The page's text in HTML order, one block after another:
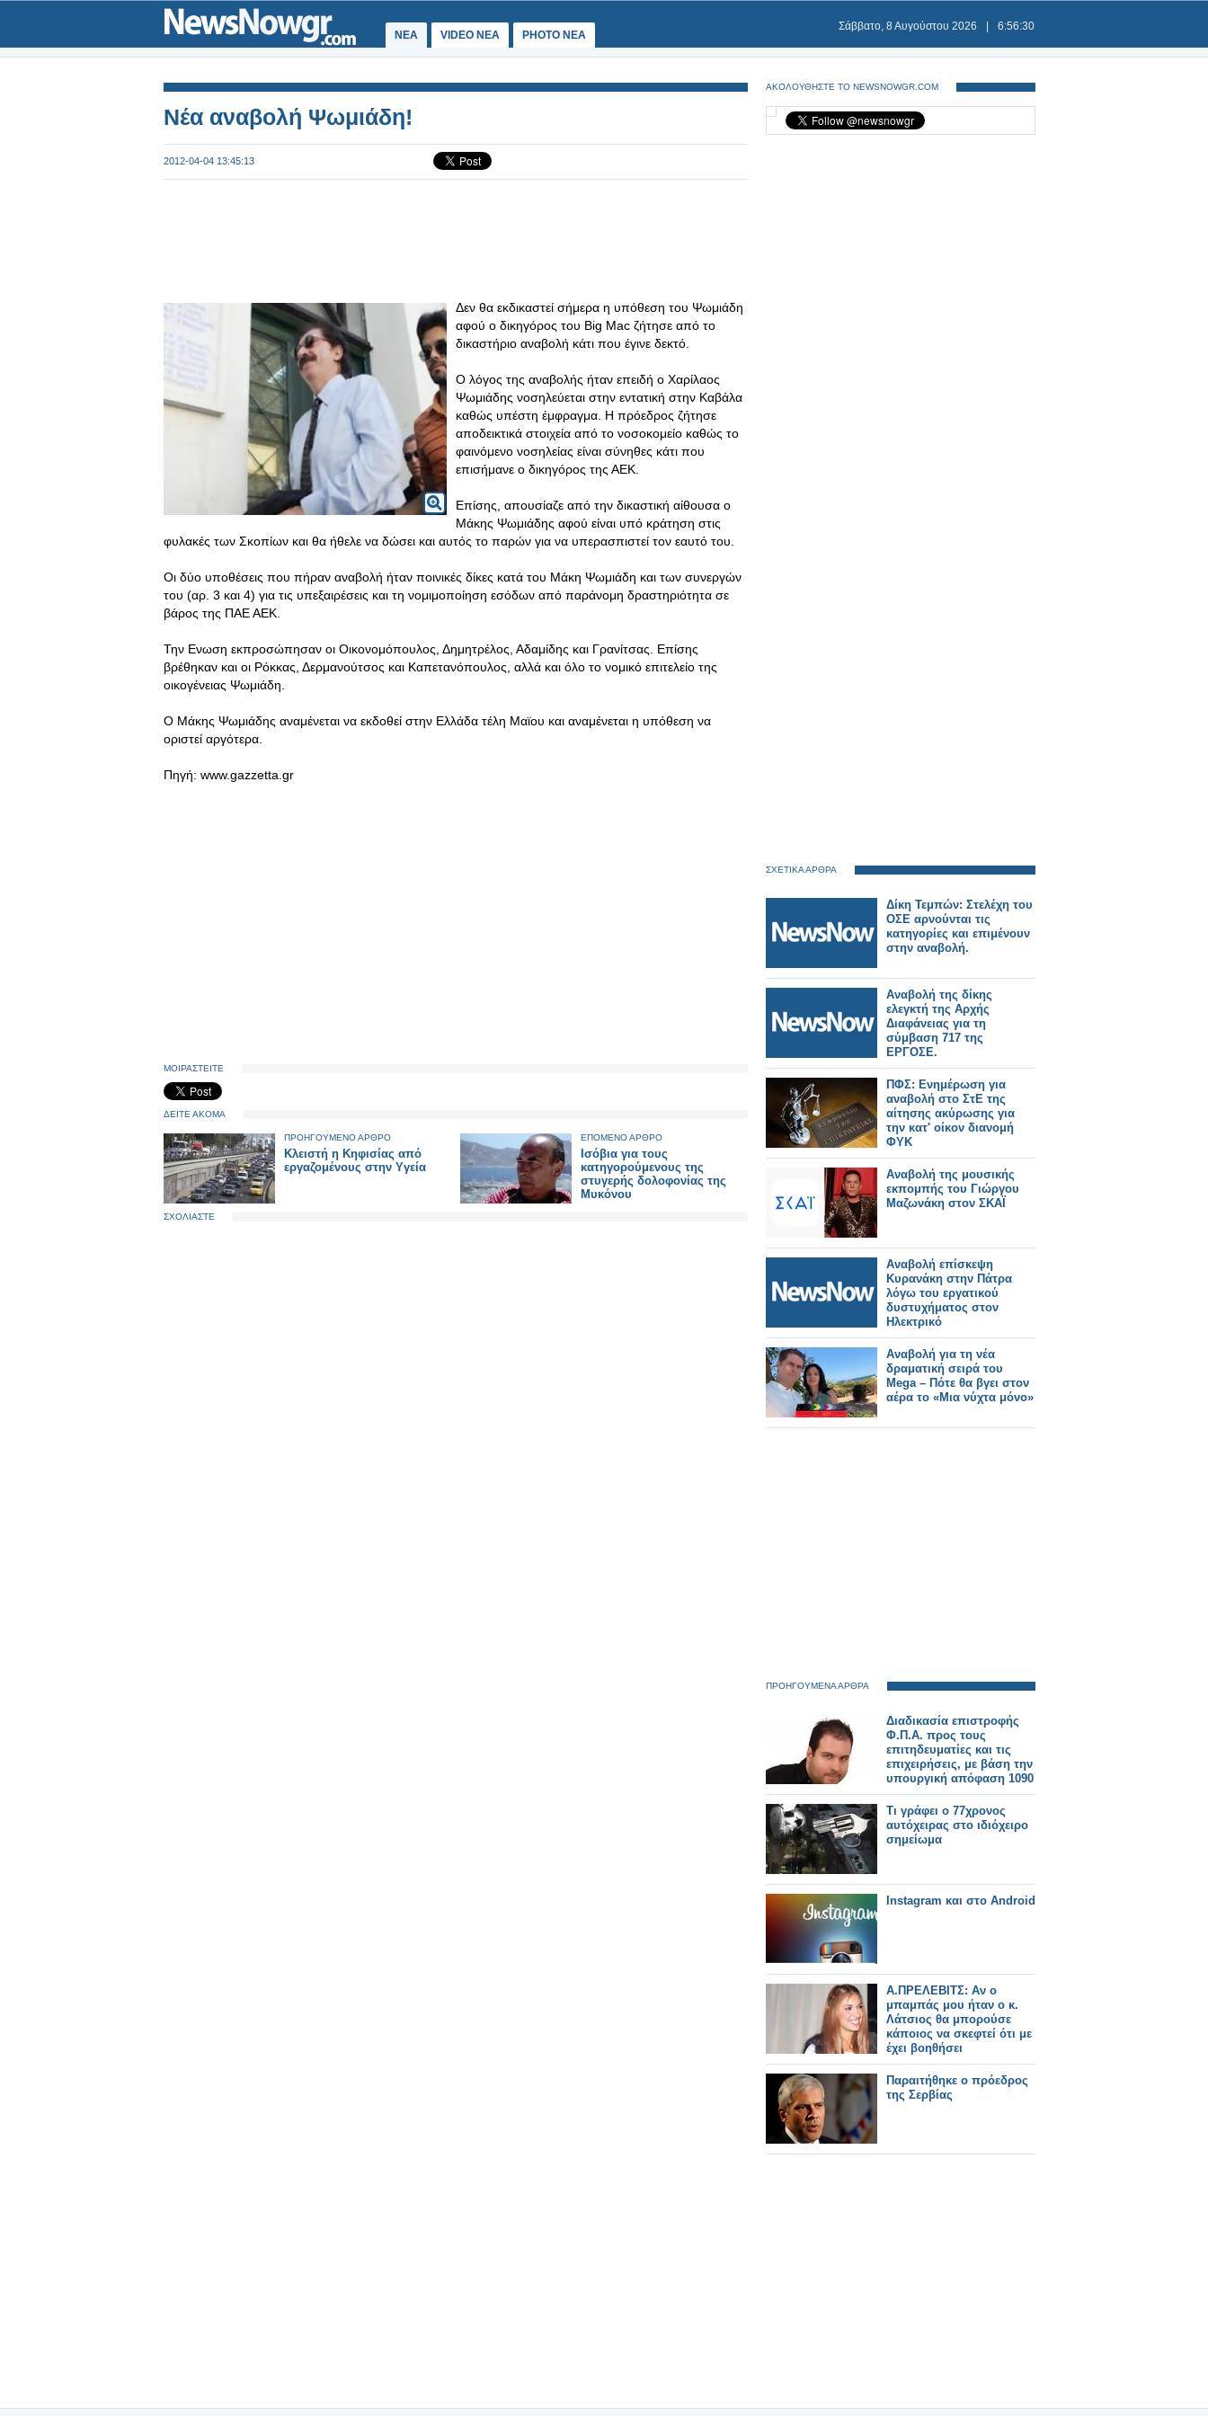
ΝΕΑ VIDEO NEA PHOTO NEA
Σάββατο, 8 Αυγούστου 2026 6:56:30
Νέα αναβολή Ψωμιάδη!
2012-04-04 13:45:13
Δεν θα εκδικαστεί σήμερα η υπόθεση του Ψωμιάδη
αφού ο δικηγόρος του Big Mac ζήτησε από το
δικαστήριο αναβολή κάτι που έγινε δεκτό.
Ο λόγος της αναβολής ήταν επειδή ο Χαρίλαος
Ψωμιάδης νοσηλεύεται στην εντατική στην Καβάλα
καθώς υπέστη έμφραγμα. Η πρόεδρος ζήτησε
αποδεικτικά στοιχεία από το νοσοκομείο καθώς το
φαινόμενο νοσηλείας είναι σύνηθες κάτι που
επισήμανε ο δικηγόρος της ΑΕΚ.
Επίσης, απουσίαζε από την δικαστική αίθουσα ο
Μάκης Ψωμιάδης αφού είναι υπό κράτηση στις
φυλακές των Σκοπίων και θα ήθελε να δώσει και αυτός το παρών για να υπερασπιστεί τον εαυτό του.
Οι δύο υποθέσεις που πήραν αναβολή ήταν ποινικές δίκες κατά του Μάκη Ψωμιάδη και των συνεργών
του (αρ. 3 και 4) για τις υπεξαιρέσεις και τη νομιμοποίηση εσόδων από παράνομη δραστηριότητα σε
βάρος της ΠΑΕ ΑΕΚ.
Την Ενωση εκπροσώπησαν οι Οικονομόπουλος, Δημητρέλος, Αδαμίδης και Γρανίτσας. Επίσης
βρέθηκαν και οι Ρόκκας, Δερμανούτσος και Καπετανόπουλος, αλλά και όλο το νομικό επιτελείο της
οικογένειας Ψωμιάδη.
Ο Μάκης Ψωμιάδης αναμένεται να εκδοθεί στην Ελλάδα τέλη Μαϊου και αναμένεται η υπόθεση να
οριστεί αργότερα.
Πηγή: www.gazzetta.gr
ΜΟΙΡΑΣΤΕΙΤΕ
ΔΕΙΤΕ ΑΚΟΜΑ
ΠΡΟΗΓΟΥΜΕΝΟ ΑΡΘΡΟ
Κλειστή η Κηφισίας από
εργαζομένους στην Yγεία
ΕΠΟΜΕΝΟ ΑΡΘΡΟ
Ισόβια για τους
κατηγορούμενους της
στυγερής δολοφονίας της
Μυκόνου
ΣΧΟΛΙΑΣΤΕ
ΑΚΟΛΟΥΘΗΣΤΕ ΤΟ NEWSNOWGR.COM
ΣΧΕΤΙΚΑ ΑΡΘΡΑ
Δίκη Τεμπών: Στελέχη του
ΟΣΕ αρνούνται τις
κατηγορίες και επιμένουν
στην αναβολή.
Αναβολή της δίκης
ελεγκτή της Αρχής
Διαφάνειας για τη
σύμβαση 717 της
ΕΡΓΟΣΕ.
ΠΦΣ: Ενημέρωση για
αναβολή στο ΣτΕ της
αίτησης ακύρωσης για
την κατ' οίκον διανομή
ΦΥΚ
Αναβολή της μουσικής
εκπομπής του Γιώργου
Μαζωνάκη στον ΣΚΑΪ
Αναβολή επίσκεψη
Κυρανάκη στην Πάτρα
λόγω του εργατικού
δυστυχήματος στον
Ηλεκτρικό
Αναβολή για τη νέα
δραματική σειρά του
Mega – Πότε θα βγει στον
αέρα το «Μια νύχτα μόνο»
ΠΡΟΗΓΟΥΜΕΝΑ ΑΡΘΡΑ
Διαδικασία επιστροφής
Φ.Π.Α. προς τους
επιτηδευματίες και τις
επιχειρήσεις, με βάση την
υπουργική απόφαση 1090
Τι γράφει ο 77χρονος
αυτόχειρας στο ιδιόχειρο
σημείωμα
Instagram και στο Android
Α.ΠΡΕΛΕΒΙΤΣ: Αν ο
μπαμπάς μου ήταν ο κ.
Λάτσιος θα μπορούσε
κάποιος να σκεφτεί ότι με
έχει βοηθήσει
Παραιτήθηκε ο πρόεδρος
της Σερβίας